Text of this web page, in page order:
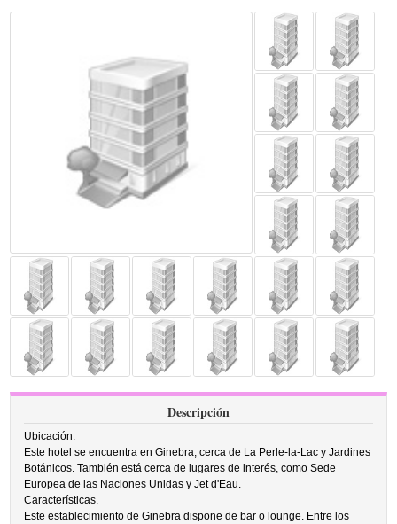
Descripción
Ubicación.
Este hotel se encuentra en Ginebra, cerca de La Perle-la-Lac y Jardines
Botánicos. También está cerca de lugares de interés, como Sede
Europea de las Naciones Unidas y Jet d'Eau.
Características.
Este establecimiento de Ginebra dispone de bar o lounge. Entre los